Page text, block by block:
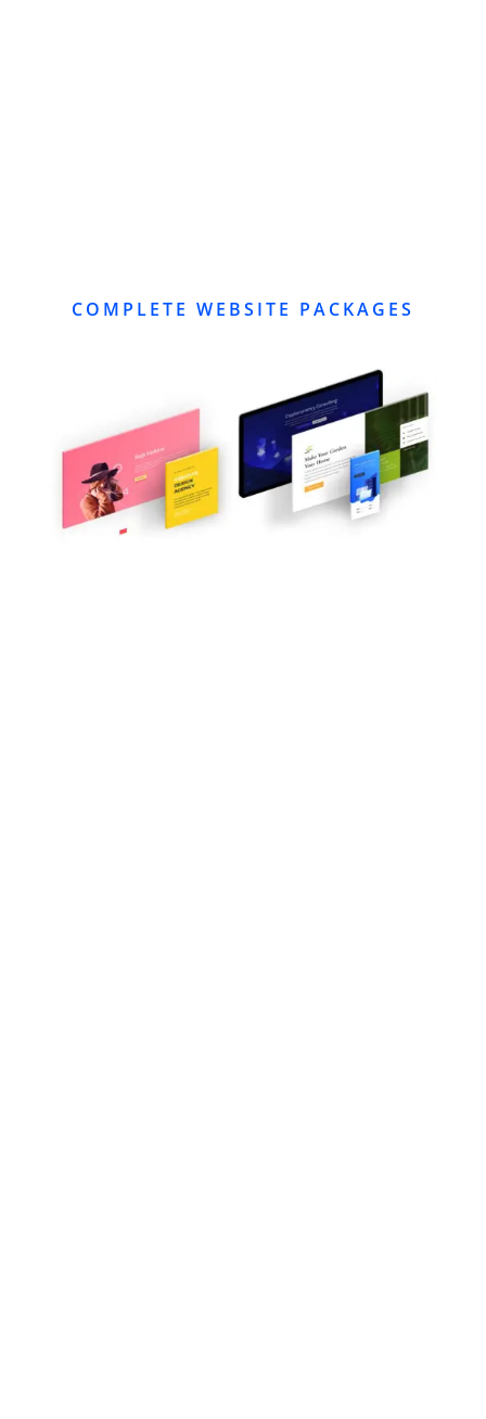
COMPLETE WEBSITE PACKAGES